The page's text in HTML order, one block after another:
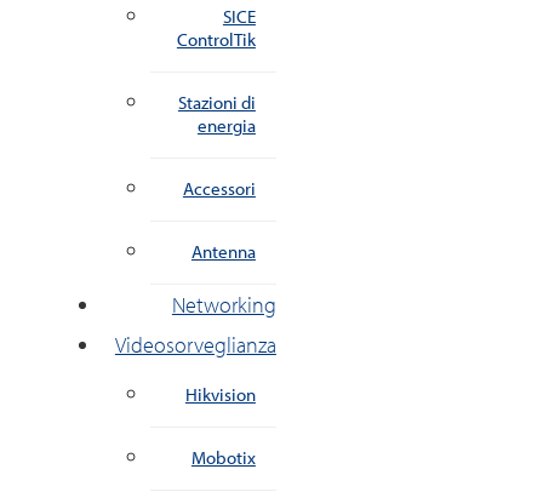
SICE
ControlTik
Stazioni di
energia
Accessori
Antenna
Networking
Videosorveglianza
Hikvision
Mobotix